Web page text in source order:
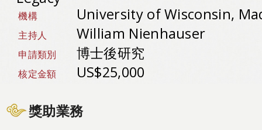
機構 University of Wisconsin,
主持人 William Nienhauser
申請類別 博士後研究
核定金額 US$25,000
獎助業務